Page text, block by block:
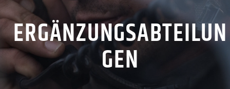
ERGÄNZUNGSABTEILUN
GEN